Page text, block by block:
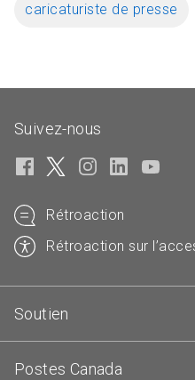
caricaturiste de presse
Suivez-nous
Rétroaction
Rétroaction sur
Soutien
Postes Canada